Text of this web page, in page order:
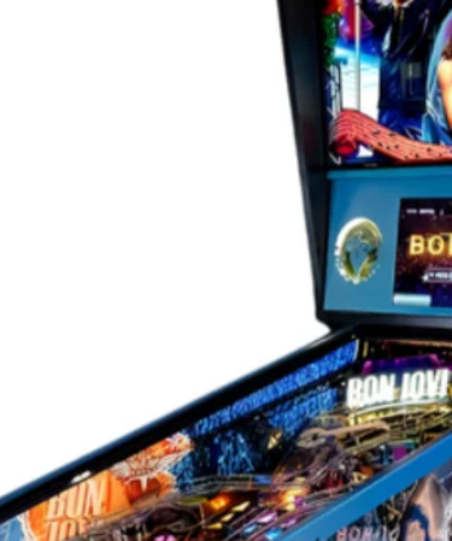
à jour de code continues de Stern Pinball
au fil du temps. Grâce à Insider
de reprendre là où ils se sont arrêtés
de Stern, incluant les points d'expérience
et la progression de la campagne.
traditionnelle, les joueurs peuvent
sauvegardée. Ils peuvent aussi
leur progression tout au long de leur
Insider Connected, téléchargeable
puissent vivre l’expérience de l'une des
et appréciées, parfaite pour le flipper », a
Stern Pinball, Inc. «
aventure D&D comme jamais auparavant. »